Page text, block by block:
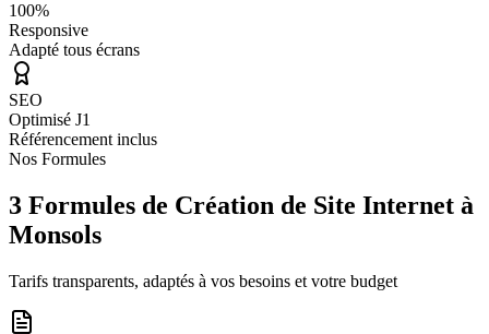
100%
Responsive
Adapté tous écrans
SEO
Optimisé J1
Référencement inclus
Nos Formules
3 Formules de Création de Site Internet à
Monsols
Tarifs transparents, adaptés à vos besoins et votre budget